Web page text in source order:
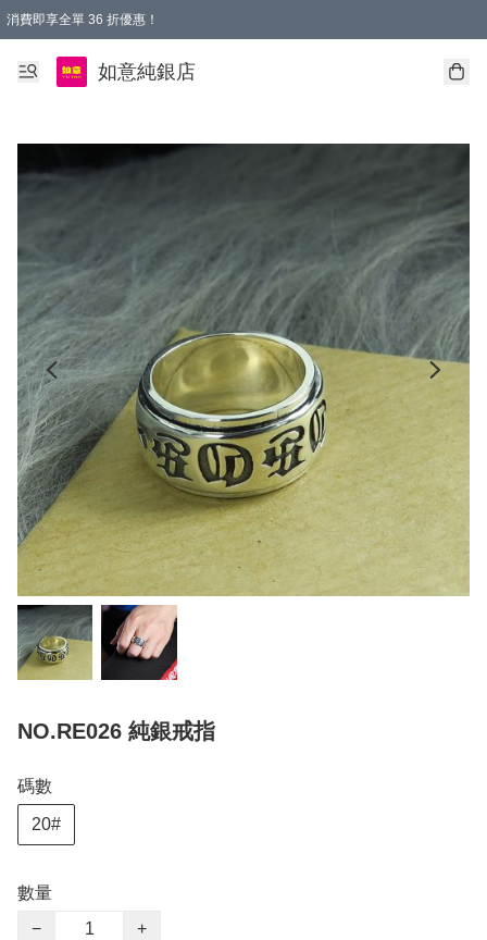
消費即享全單 36 折優惠！
購物满$50，全國包郵。Free shopping on orders over $50.
如意純銀店
NO.RE026 純銀戒指
碼數
20#
數量
−
+